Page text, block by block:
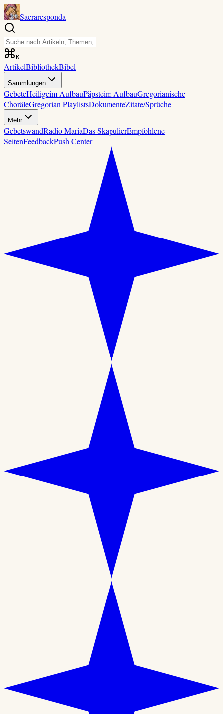
Sacraresponda
K
ArtikelBibliothekBibel
Sammlungen
GebeteHeiligeim AufbauPäpsteim AufbauGregorianische
ChoräleGregorian PlaylistsDokumenteZitate/Sprüche
Mehr
GebetswandRadio MariaDas SkapulierEmpfohlene
SeitenFeedbackPush Center